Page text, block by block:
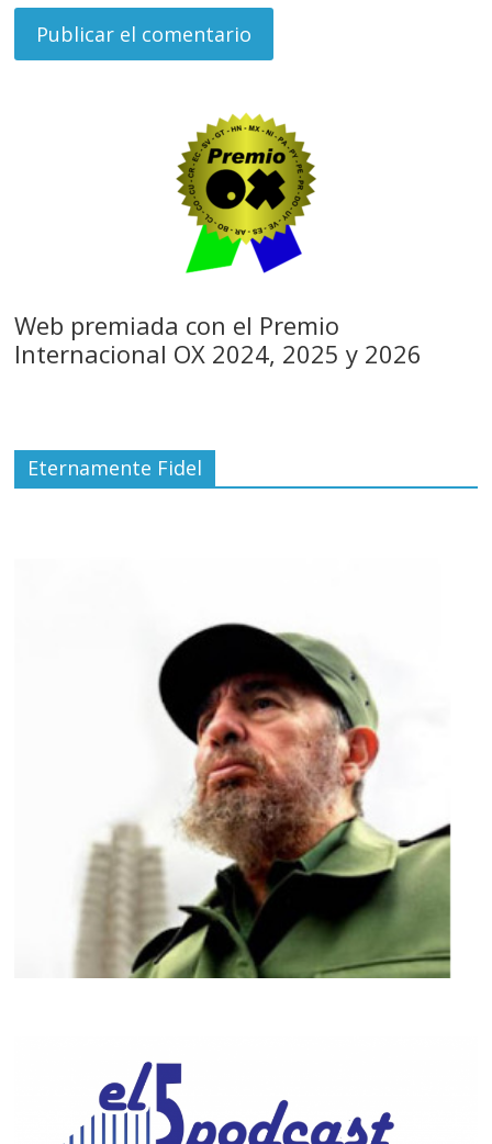
Web premiada con el Premio
Internacional OX 2024, 2025 y 2026
Eternamente Fidel